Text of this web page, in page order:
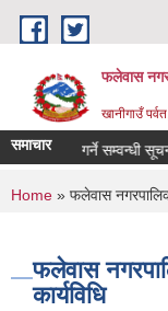
Skip to main content
फलेवास
खानीगाउँ
समाचार
सूची पेश गर्ने सम्वन्धी सूचना
You are
Home » फलेवास
फलेवास
कार्यविधि